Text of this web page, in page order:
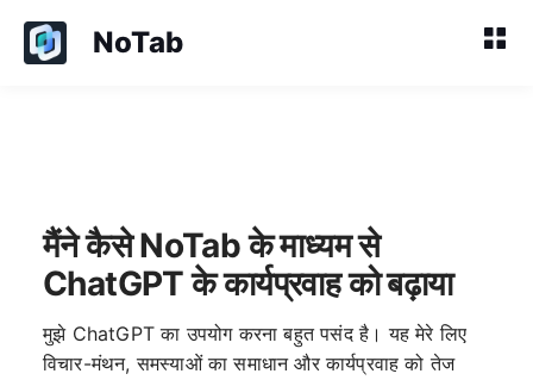
NoTab
मैंने कैसे NoTab के माध्यम से
ChatGPT के कार्यप्रवाह को बढ़ाया
मुझे ChatGPT का उपयोग करना बहुत पसंद है। यह मेरे लिए
विचार-मंथन, समस्याओं का समाधान और कार्यप्रवाह को तेज